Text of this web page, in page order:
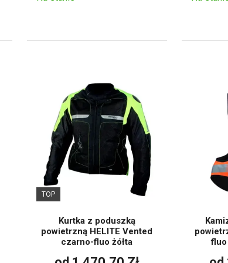
TOP
Kurtka z poduszką
powietrzną HELITE Vented
czarno-fluo żółta
fluo